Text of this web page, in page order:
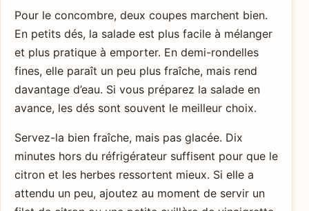
Pour le concombre, deux coupes marchent bien.
En petits dés, la salade est plus facile à mélanger
et plus pratique à emporter. En demi-rondelles
fines, elle paraît un peu plus fraîche, mais rend
davantage d’eau. Si vous préparez la salade en
avance, les dés sont souvent le meilleur choix.
Servez-la bien fraîche, mais pas glacée. Dix
minutes hors du réfrigérateur suffisent pour que le
citron et les herbes ressortent mieux. Si elle a
attendu un peu, ajoutez au moment de servir un